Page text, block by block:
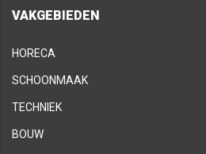
VAKGEBIEDEN
HORECA
SCHOONMAAK
TECHNIEK
BOUW